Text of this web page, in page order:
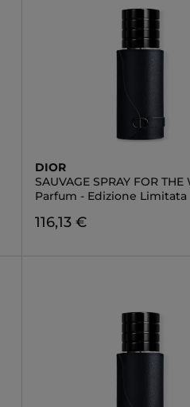
DIOR
SAUVAGE SPRAY FOR THE
Parfum - Edizione Limitata
116,13 €